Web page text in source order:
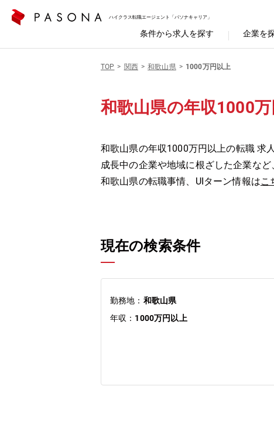
ハイクラス転職エージェント「パソナキャリア」
条件から求人を探す 企業を
TOP 関西 和歌山県 1000万円以上
和歌山県の年収1000
和歌山県の年収1000万円以上の転職 求
成長中の企業や地域に根ざした企業な
和歌山県の転職事情、UIターン情報はこ
現在の検索条件
勤務地： 和歌山県
年収： 1000万円以上